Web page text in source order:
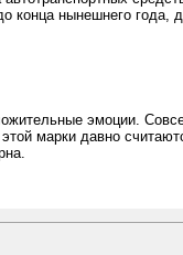
конца нынешнего года,
эмоции.
марки давно